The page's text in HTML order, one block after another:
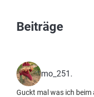
Beiträge
mo_251.
Guckt mal was ich